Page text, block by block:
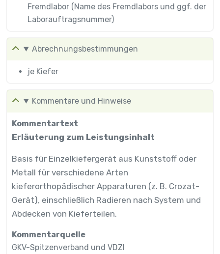
Fremdlabor (Name des Fremdlabors und ggf. der
Laborauftragsnummer)
Abrechnungsbestimmungen
je Kiefer
Kommentare und Hinweise
Kommentartext
Erläuterung zum Leistungsinhalt
Basis für Einzelkiefergerät aus Kunststoff oder
Metall für verschiedene Arten
kieferorthopädischer Apparaturen (z. B. Crozat-
Gerät), einschließlich Radieren nach System und
Abdecken von Kieferteilen.
Kommentarquelle
GKV-Spitzenverband und VDZI